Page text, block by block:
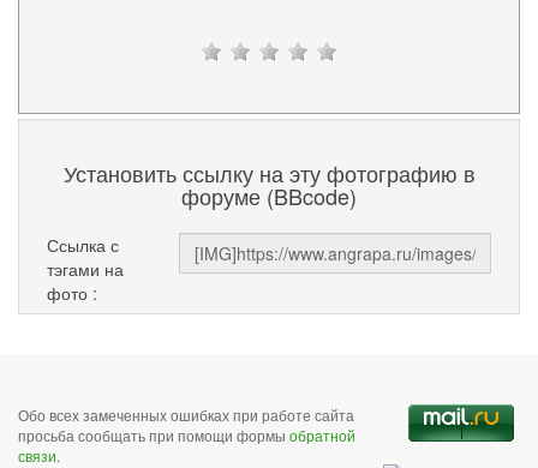
Установить ссылку на эту фотографию в
форуме (BBcode)
Ссылка с
тэгами на
фото :
Обо всех замеченных ошибках при работе сайта
просьба сообщать при помощи формы обратной
связи.